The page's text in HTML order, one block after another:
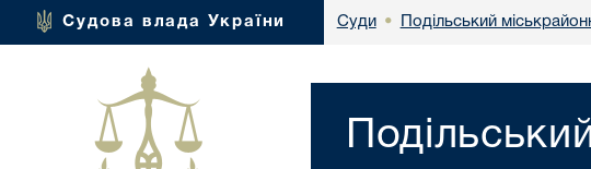
Судова влада України Суди • Подільський